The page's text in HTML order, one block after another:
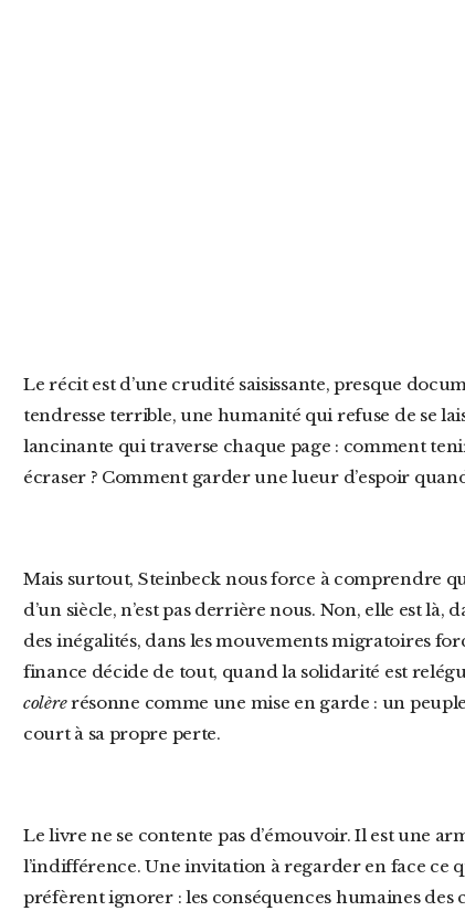
Le récit est d’une crudité saisissante, presque documentaire. Mais il y a dans ce livre une
tendresse terrible, une humanité qui refuse de se
lancinante qui traverse chaque page : comment
écraser ? Comment garder une lueur d’espoir
Mais surtout, Steinbeck nous force à comprendre que cette histoire, bien que vieille de près
d’un siècle, n’est pas derrière nous. Non, elle est là,
des inégalités, dans les mouvements migratoires
finance décide de tout, quand la solidarité est
colèrerésonne comme une mise en garde : un
court à sa propre perte.
Le livre ne se contente pas d’émouvoir. Il est une arme, un cri lancé contre l’oubli et
l’indifférence. Une invitation à regarder en face ce
préfèrent ignorer : les conséquences humaines des